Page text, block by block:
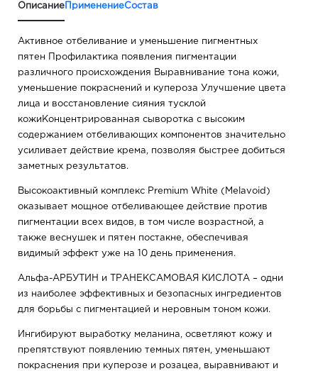
Описание ПрименениеСостав
Активное отбеливание и уменьшение пигментных
пятен Профилактика появления пигментации
различного происхождения Выравнивание тона кожи,
уменьшение покраснений и купероза Улучшение цвета
лица и восстановление сияния тусклой
кожиКонцентрированная сыворотка с высоким
содержанием отбеливающих компонентов значительно
усиливает действие крема, позволяя быстрее добиться
заметных результатов.
Высокоактивный комплекс Premium White (Melаvoid)
оказывает мощное отбеливающее действие против
пигментации всех видов, в том числе возрастной, а
также веснушек и пятен постакне, обеспечивая
видимый эффект уже на 10 день применения.
Альфа-АРБУТИН и ТРАНЕКСАМОВАЯ КИСЛОТА – одни
из наиболее эффективных и безопасных ингредиентов
для борьбы с пигментацией и неровным тоном кожи.
Ингибируют выработку меланина, осветляют кожу и
препятствуют появлению темных пятен, уменьшают
покраснения при куперозе и розацеа, выравнивают и